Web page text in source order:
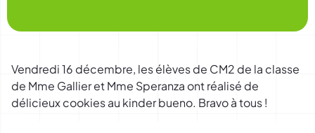
Vendredi 16 décembre, les élèves de CM2 de la classe
de Mme Gallier et Mme Speranza ont réalisé de
délicieux cookies au kinder bueno. Bravo à tous !